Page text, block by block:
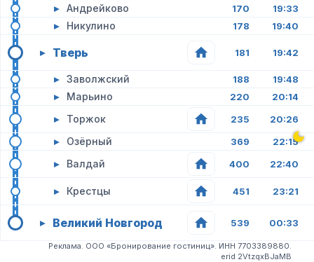
▸ Андрейково 170 19:33
▸ Никулино 178 19:40
▸ Тверь 181 19:42
▸ Заволжский 188 19:48
▸ Марьино 220 20:14
▸ Торжок 235 20:26
▸ Озёрный 369 22:15
▸ Валдай 400 22:40
▸ Крестцы 451 23:21
▸ Великий Новгород 539 00:33
Реклама. ООО «Бронирование гостиниц». ИНН 7703389880.
erid 2VtzqxBJaMB